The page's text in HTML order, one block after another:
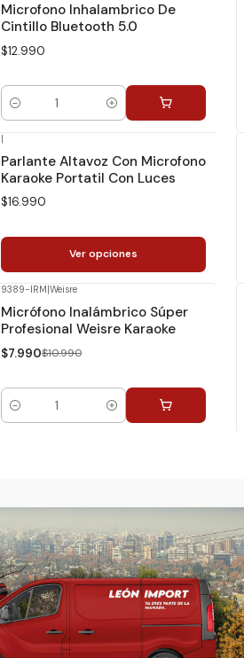
Microfono Inhalambrico De
Cintillo Bluetooth 5.0
$12.990
Cantidad
|
Parlante Altavoz Con Microfono
Karaoke Portatil Con Luces
$16.990
Ver opciones
9389-IRM|Weisre
Micrófono Inalámbrico Súper
Profesional Weisre Karaoke
$7.990$10.990
Cantidad